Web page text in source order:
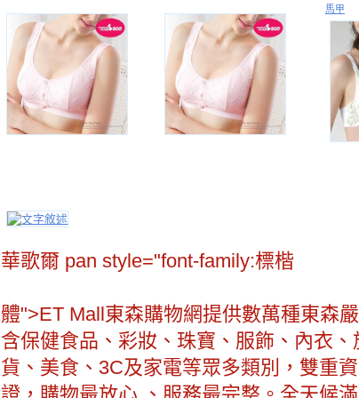
馬甲
華歌爾 pan style="font-family:標楷
體">ET Mall東森購物網提供數萬種東森
含保健食品、彩妝、珠寶、服飾、內衣、
貨、美食、3C及家電等眾多類別，雙重